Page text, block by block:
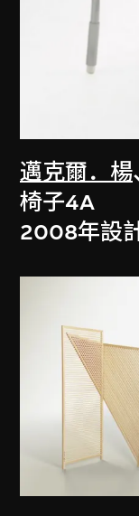
邁克爾．楊
椅子4A
2008年設